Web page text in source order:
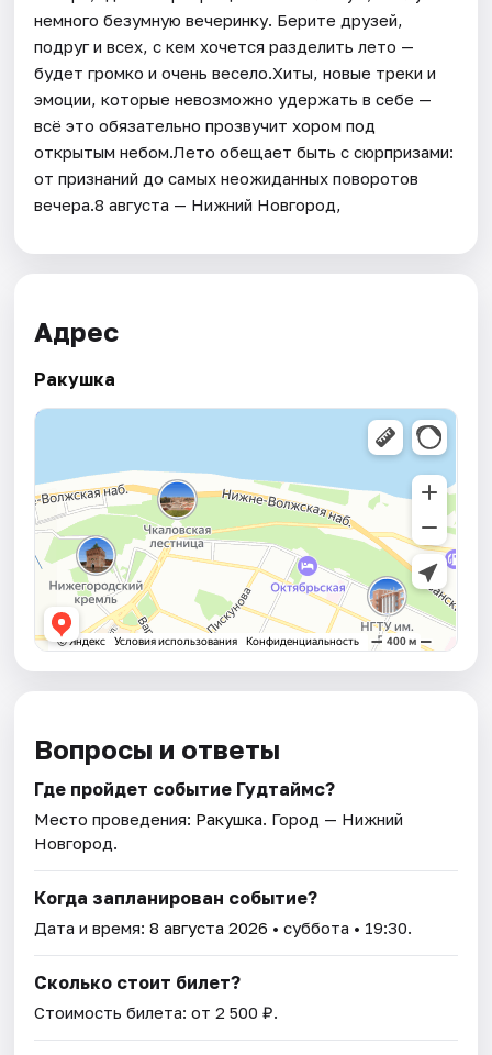
немного безумную вечеринку. Берите друзей,
подруг и всех, с кем хочется разделить лето —
будет громко и очень весело.Хиты, новые треки и
эмоции, которые невозможно удержать в себе —
всё это обязательно прозвучит хором под
открытым небом.Лето обещает быть с сюрпризами:
от признаний до самых неожиданных поворотов
вечера.8 августа — Нижний Новгород,
Адрес
Ракушка
Вопросы и ответы
Где пройдет событие Гудтаймс?
Место проведения: Ракушка. Город — Нижний
Новгород.
Когда запланирован событие?
Дата и время:8 августа 2026 • суббота • 19:30.
Сколько стоит билет?
Стоимость билета: от 2 500 ₽.